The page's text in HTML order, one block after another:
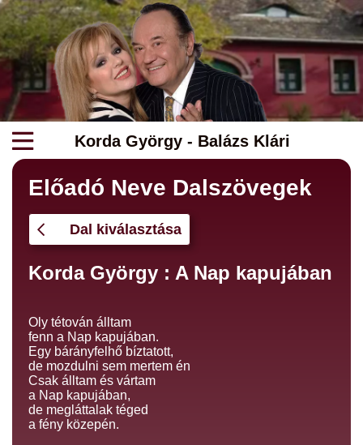
Korda György - Balázs Klári
Előadó Neve Dalszövegek
Dal kiválasztása
Korda György : A Nap kapujában
Oly tétován álltam
fenn a Nap kapujában.
Egy bárányfelhő bíztatott,
de mozdulni sem mertem én
Csak álltam és vártam
a Nap kapujában,
de megláttalak téged
a fény közepén.